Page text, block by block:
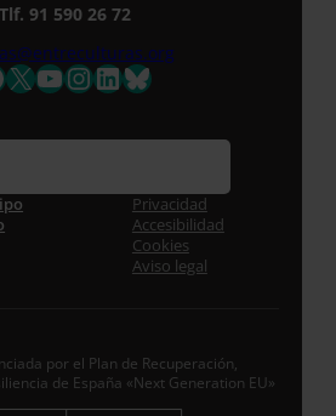
y podrás estar al tanto de
*
Política de Privacidad *
Suscribirme
Tlf. 91 590 26 72
X YouTube
Instagram
LinkedIn
Bluesky
Privacidad
Accesibilidad
Cookies
Aviso legal
por el Plan de Recuperación,
de España «Next Generation EU»